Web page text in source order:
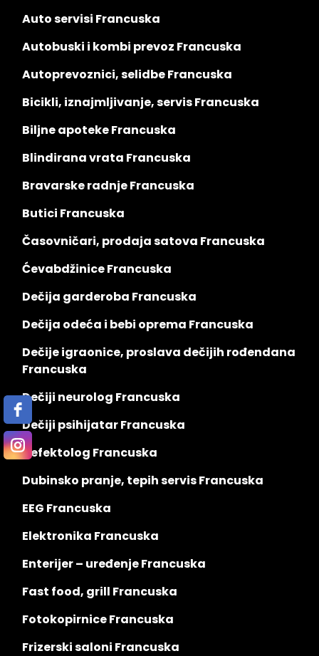
Auto servisi Francuska
Autobuski i kombi prevoz Francuska
Autoprevoznici, selidbe Francuska
Bicikli, iznajmljivanje, servis Francuska
Biljne apoteke Francuska
Blindirana vrata Francuska
Bravarske radnje Francuska
Butici Francuska
Časovničari, prodaja satova Francuska
Ćevabdžinice Francuska
Dečija garderoba Francuska
Dečija odeća i bebi oprema Francuska
Dečije igraonice, proslava dečijih rođendana
Francuska
Dečiji neurolog Francuska
Dečiji psihijatar Francuska
Defektolog Francuska
Dubinsko pranje, tepih servis Francuska
EEG Francuska
Elektronika Francuska
Enterijer – uređenje Francuska
Fast food, grill Francuska
Fotokopirnice Francuska
Frizerski saloni Francuska